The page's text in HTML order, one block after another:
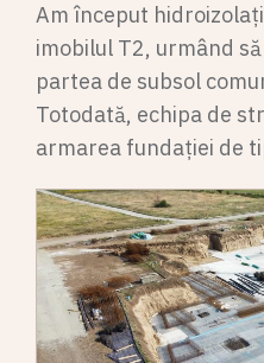
Am început
imobilul T2, urmând
partea de subsol
Totodată, echipa de
armarea fundației de